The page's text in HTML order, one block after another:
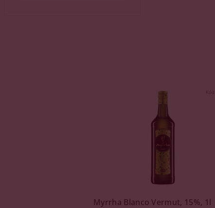
Kód:
Myrrha Blanco Vermut, 15%, 1l